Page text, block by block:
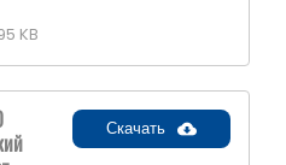
KB
Скачать